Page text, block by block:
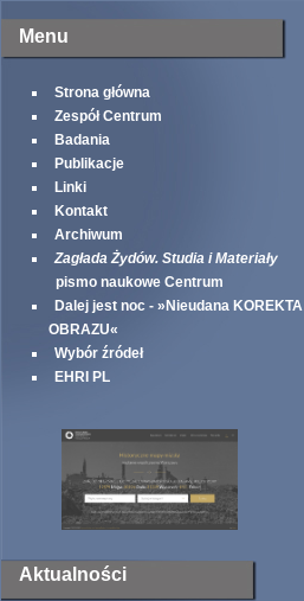
Menu
Strona główna
Zespół Centrum
Badania
Publikacje
Linki
Kontakt
Archiwum
Zagłada Żydów. Studia i Materiały
pismo naukowe Centrum
Dalej jest noc - »Nieudana KOREKTA
OBRAZU«
Wybór źródeł
EHRI PL
Aktualności